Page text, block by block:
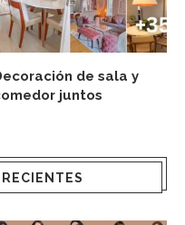
de sala y
juntos